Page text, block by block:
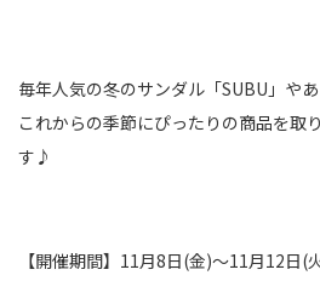
毎年人気の冬のサンダル「SUBU」や
これからの季節にぴったりの商品を取
す♪
【開催期間】11月8日(金)〜11月12日(